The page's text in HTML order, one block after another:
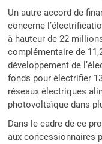
Un autre accord de
concerne
à hauteur de 22
complémentaire de
développement de
fonds pour électrifier
réseaux électriques
photovoltaïque dans
Dans le cadre de ce
aux concessionnaires